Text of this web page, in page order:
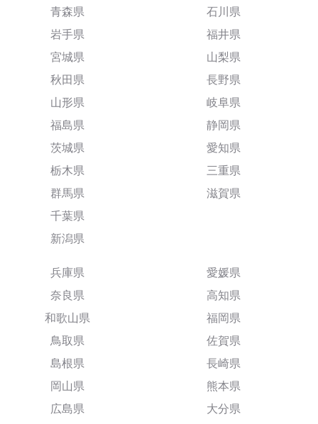
青森県
岩手県
宮城県
秋田県
山形県
福島県
茨城県
栃木県
群馬県
千葉県
新潟県
石川県
福井県
山梨県
長野県
岐阜県
静岡県
愛知県
三重県
滋賀県
兵庫県
奈良県
和歌山県
鳥取県
島根県
岡山県
広島県
愛媛県
高知県
福岡県
佐賀県
長崎県
熊本県
大分県